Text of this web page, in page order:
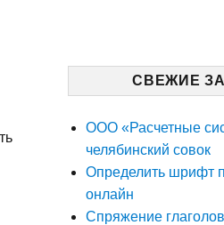
СВЕЖИЕ
ООО «Расчетные
челябинский совок
Определить шрифт
онлайн
Спряжение